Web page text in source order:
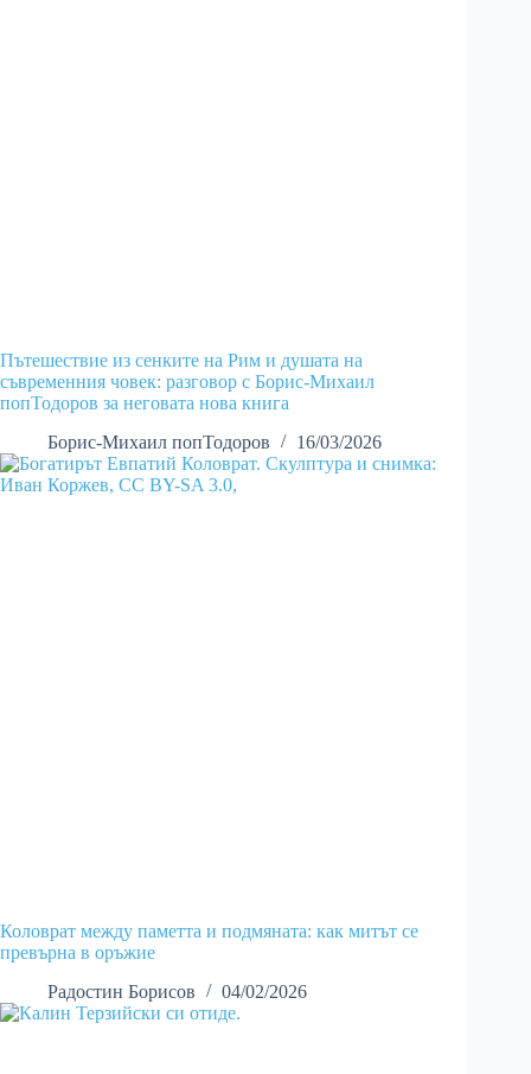
Пътешествие из сенките на Рим и душата на
съвременния човек: разговор с Борис-Михаил
попТодоров за неговата нова книга
Борис-Михаил попТодоров
16/03/2026
Коловрат между паметта и подмяната: как митът се
превърна в оръжие
Радостин Борисов
04/02/2026